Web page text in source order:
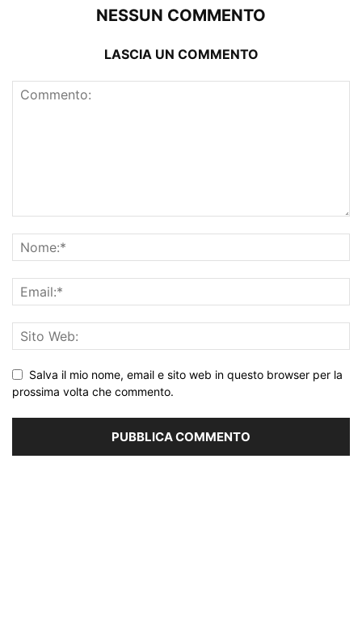
NESSUN COMMENTO
LASCIA UN COMMENTO
Salva il mio nome, email e sito web in questo browser per la
prossima volta che commento.